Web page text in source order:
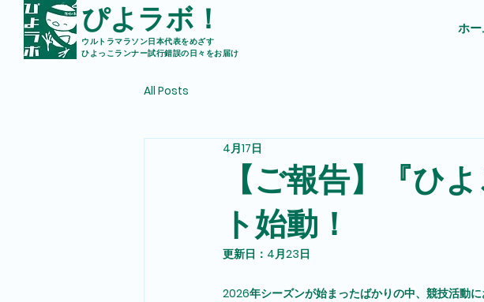
ぴよラボ！
ウルトラマラソン日本代表をめざす
ひよっこランナー試行錯誤の日々をお届け
ホ
All Posts
【ご報告】『ひ
ト始動！
4月17日
更新日： 4月23日
2026年シーズンが始まったばかりの中、競技活動